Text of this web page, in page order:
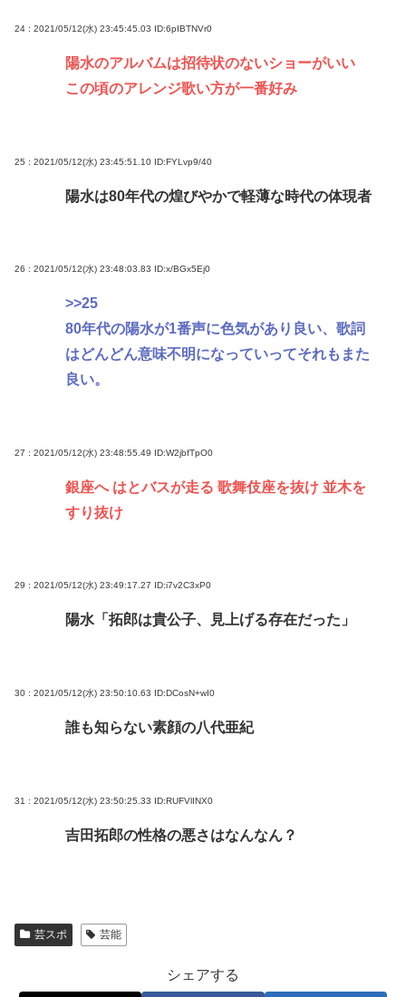
24 : 2021/05/12(水) 23:45:45.03 ID:6pIBTNVr0
陽水のアルバムは招待状のないショーがいい
この頃のアレンジ歌い方が一番好み
25 : 2021/05/12(水) 23:45:51.10 ID:FYLvp9/40
陽水は80年代の煌びやかで軽薄な時代の体現者
26 : 2021/05/12(水) 23:48:03.83 ID:x/BGx5Ej0
>>25
80年代の陽水が1番声に色気があり良い、歌詞
はどんどん意味不明になっていってそれもまた
良い。
27 : 2021/05/12(水) 23:48:55.49 ID:W2jbfTpO0
銀座へ はとバスが走る 歌舞伎座を抜け 並木を
すり抜け
29 : 2021/05/12(水) 23:49:17.27 ID:i7v2C3xP0
陽水「拓郎は貴公子、見上げる存在だった」
30 : 2021/05/12(水) 23:50:10.63 ID:DCosN+wI0
誰も知らない素顔の八代亜紀
31 : 2021/05/12(水) 23:50:25.33 ID:RUFVlINX0
吉田拓郎の性格の悪さはなんなん？
芸スポ 芸能
シェアする